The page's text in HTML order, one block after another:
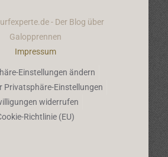
- Der Blog über
Galopprennen
Impressum
Einstellungen ändern
Privatsphäre-Einstellungen
widerrufen
Richtlinie (EU)